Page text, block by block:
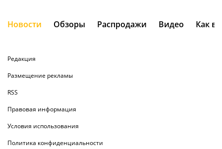
Новости Обзоры Распродажи Видео Как
Редакция
Размещение рекламы
RSS
Правовая информация
Условия использования
Политика конфиденциальности